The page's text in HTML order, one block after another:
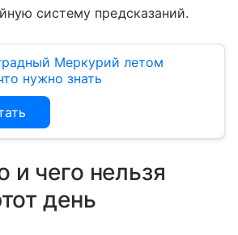
систему предсказаний.
Меркурий летом
нужно знать
чего нельзя
день